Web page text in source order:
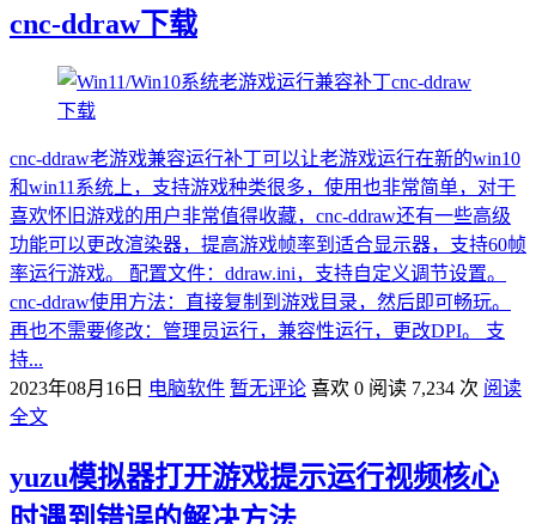
cnc-ddraw下载
cnc-ddraw老游戏兼容运行补丁可以让老游戏运行在新的win10
和win11系统上，支持游戏种类很多，使用也非常简单，对于
喜欢怀旧游戏的用户非常值得收藏，cnc-ddraw还有一些高级
功能可以更改渲染器，提高游戏帧率到适合显示器，支持60帧
率运行游戏。 配置文件：ddraw.ini，支持自定义调节设置。
cnc-ddraw使用方法：直接复制到游戏目录，然后即可畅玩。
再也不需要修改：管理员运行，兼容性运行，更改DPI。 支
持...
2023年08月16日 电脑软件 暂无评论 喜欢 0 阅读 7,234 次 阅读
全文
yuzu模拟器打开游戏提示运行视频核心